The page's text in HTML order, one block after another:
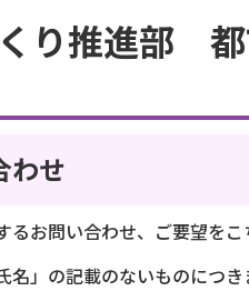
り推進部
わせ
るお問い合わせ、ご要望をこ
名」の記載のないものにつ